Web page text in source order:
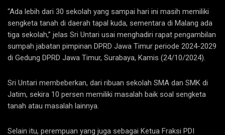
“Ada lebih dari 30 sekolah yang sampai hari ini masih memiliki
sengketa tanah di daerah tapal kuda, sementara di Malang ada
tiga sekolah,” jelas Sri Untari usai menghadiri rapat pengambilan
sumpah jabatan pimpinan DPRD Jawa Timur periode 2024-2029
di Gedung DPRD Jawa Timur, Surabaya, Kamis (24/10/2024).
Sri Untari membeberkan, dari ribuan sekolah SMA dan SMK di
Jatim, sekira 10 persen memiliki masalah baik soal sengketa
tanah atau masalah lainnya.
Selain itu, perempuan yang juga sebagai Ketua Fraksi PDI